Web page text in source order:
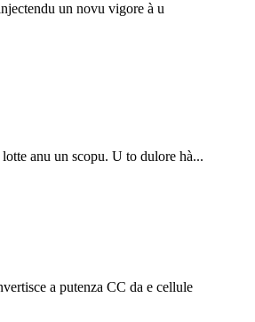
un novu vigore à u
anu un scopu. U to dulore hà...
a putenza CC da e cellule